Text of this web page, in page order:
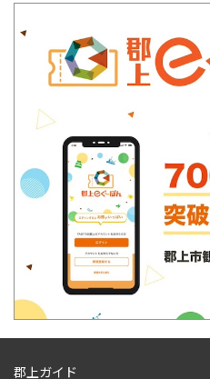
郡上ガイド